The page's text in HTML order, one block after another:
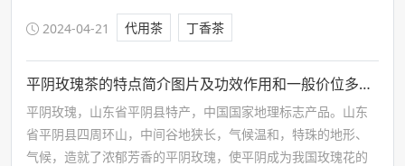
虽然也叫茶，但是和茶完全不一样，其主要产地为长白山。
2024-04-21
代用茶 丁香茶
平阴玫瑰茶的特点简介图片及功效作用和一般价位多少钱一斤
平阴玫瑰，山东省平阴县特产，中国国家地理标志产品。山东
省平阴县四周环山，中间谷地狭长，气候温和，特珠的地形、
气候，造就了浓郁芳香的平阴玫瑰，使平阴成为我国玫瑰花的